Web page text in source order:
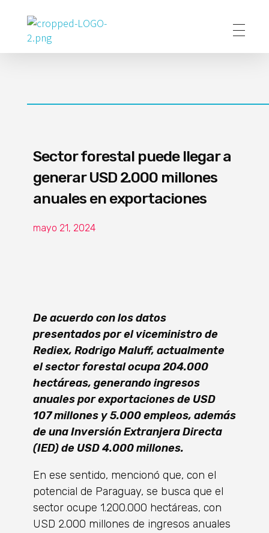
Poder Agropecuario
Sector forestal puede llegar a
generar USD 2.000 millones
anuales en exportaciones
mayo 21, 2024
De acuerdo con los datos
presentados por el viceministro de
Rediex, Rodrigo Maluff, actualmente
el sector forestal ocupa 204.000
hectáreas, generando ingresos
anuales por exportaciones de USD
107 millones y 5.000 empleos, además
de una Inversión Extranjera Directa
(IED) de USD 4.000 millones.
En ese sentido, mencionó que, con el
potencial de Paraguay, se busca que el
sector ocupe 1.200.000 hectáreas, con
USD 2.000 millones de ingresos anuales